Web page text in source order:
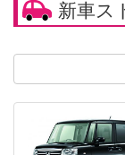
新車ス